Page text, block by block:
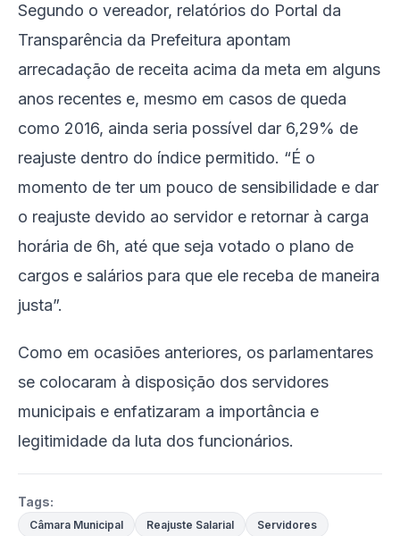
Segundo o vereador, relatórios do Portal da
Transparência da Prefeitura apontam
arrecadação de receita acima da meta em alguns
anos recentes e, mesmo em casos de queda
como 2016, ainda seria possível dar 6,29% de
reajuste dentro do índice permitido. “É o
momento de ter um pouco de sensibilidade e dar
o reajuste devido ao servidor e retornar à carga
horária de 6h, até que seja votado o plano de
cargos e salários para que ele receba de maneira
justa”.
Como em ocasiões anteriores, os parlamentares
se colocaram à disposição dos servidores
municipais e enfatizaram a importância e
legitimidade da luta dos funcionários.
Tags:
Câmara Municipal Reajuste Salarial Servidores